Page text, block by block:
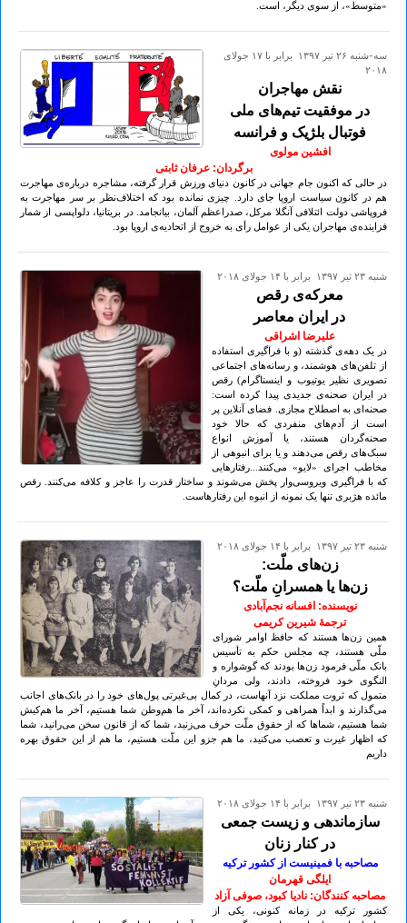
«متوسط»، از سوی دیگر، است.
سه-شنبه ۲۶ تير ۱۳۹۷ برابر با ۱۷ جولای
۲۰۱۸
نقش مهاجران
در موفقیت تیم‌های ملی
فوتبال بلژیک و فرانسه
افشین مولوی
برگردان: عرفان ثابتی
در حالی که اکنون جام جهانی در کانون دنیای ورزش قرار گرفته، مشاجره درباره‌ی مهاجرت
هم در کانون سیاست اروپا جای دارد. چیزی نمانده بود که اختلاف‌نظر بر سر مهاجرت به
فروپاشی دولت ائتلافی آنگلا مرکل، صدراعظم آلمان، بیانجامد. در بریتانیا، دلواپسی از شمار
فزاینده‌ی مهاجران یکی از عوامل رأی به خروج از اتحادیه‌ی اروپا بود.
شنبه ۲۳ تير ۱۳۹۷ برابر با ۱۴ جولای ۲۰۱۸
معرکه‌ی رقص
در ایران معاصر
علیرضا اشراقی
در یک دهه‌ی گذشته (و با فراگیری استفاده
از تلفن‌های هوشمند، و رسانه‌های اجتماعی
تصویری نظیر یوتیوب و اینستاگرام) رقص
در ایران صحنه‌ی جدیدی پیدا کرده است:
صحنه‌ای به اصطلاح مجازی. فضای آنلاین پر
است از آدم‌های منفردی که حالا خود
صحنه‌گردان هستند، یا آموزش انواع
سبک‌های رقص می‌دهند و یا برای انبوهی از
مخاطب اجرای «لایو» می‌کنند...رفتارهایی
که با فراگیری ویروسی‌وار پخش می‌شوند و ساختار قدرت را عاجز و کلافه می‌کنند. رقص
مائده هژبری تنها یک نمونه از انبوه این رفتارهاست.
شنبه ۲۳ تير ۱۳۹۷ برابر با ۱۴ جولای ۲۰۱۸
زن‌های ملّت:
زن‌ها یا همسرانِ ملّت؟
نویسنده: افسانه نجم‌آبادی
ترجمۀ شیرین کریمی
همین زن‌ها هستند که حافظ اوامر شورای
ملّی هستند، چه مجلس حکم به تأسیس
بانک ملّی فرمود زن‌ها بودند که گوشواره و
النگوی خود فروخته، دادند، ولی مردانِ
متمول که ثروت مملکت نزد آنهاست، در کمال بی‌غیرتی پول‌های خود را در بانک‌های اجانب
می‌گذارند و ابداً همراهی و کمکی نکرده‌اند، آخر ما هم‌وطن شما هستیم، آخر ما هم‌کیش
شما هستیم، شماها که از حقوق ملّت حرف می‌زنید، شما که از قانون سخن می‌رانید، شما
که اظهار غیرت و تعصب می‌کنید، ما هم جزو این ملّت هستیم، ما هم از این حقوق بهره
داریم
شنبه ۲۳ تير ۱۳۹۷ برابر با ۱۴ جولای ۲۰۱۸
سازماندهی و زیست جمعی
در کنار زنان
مصاحبه با فمینیست از کشور ترکیه
ایلگی قهرمان
مصاحبه کنندگان: نادیا کبود، صوفی آزاد
کشور ترکیه در زمانه کنونی، یکی از